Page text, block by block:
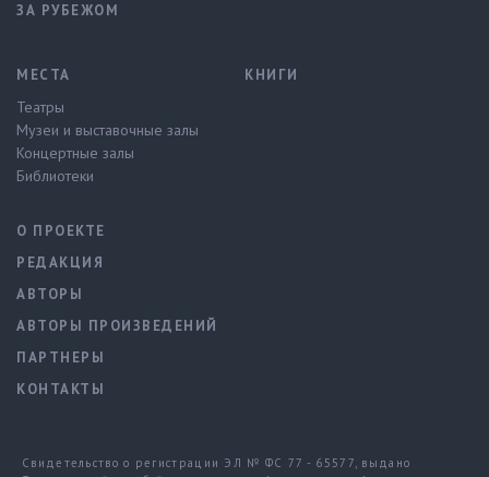
ЗА РУБЕЖОМ
МЕСТА
Театры
Музеи и выставочные залы
Концертные залы
Библиотеки
КНИГИ
О ПРОЕКТЕ
РЕДАКЦИЯ
АВТОРЫ
АВТОРЫ ПРОИЗВЕДЕНИЙ
ПАРТНЕРЫ
КОНТАКТЫ
Свидетельство о регистрации ЭЛ № ФС 77 - 65577, выдано